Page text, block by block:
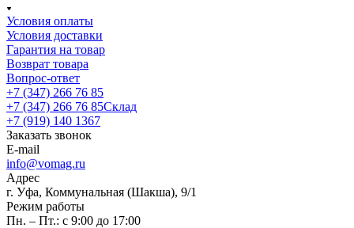
Условия оплаты
Условия доставки
Гарантия на товар
Возврат товара
Вопрос-ответ
+7 (347) 266 76 85
+7 (347) 266 76 85Склад
+7 (919) 140 1367
Заказать звонок
E-mail
info@vomag.ru
Адрес
г. Уфа, Коммунальная (Шакша), 9/1
Режим работы
Пн. – Пт.: с 9:00 до 17:00